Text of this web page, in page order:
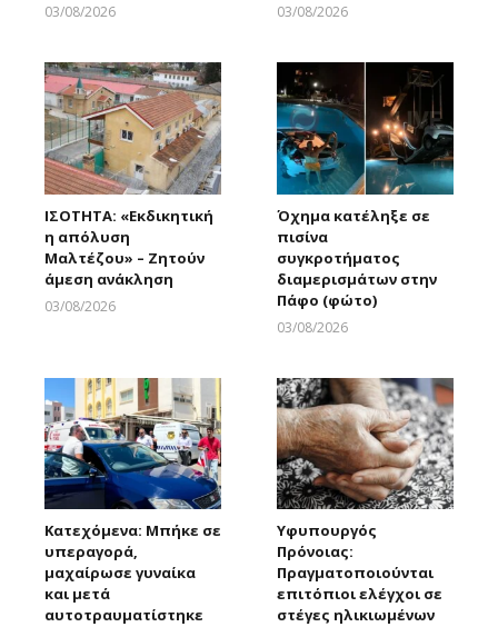
03/08/2026
03/08/2026
ΙΣΟΤΗΤΑ: «Εκδικητική
η απόλυση
Μαλτέζου» – Ζητούν
άμεση ανάκληση
03/08/2026
Όχημα κατέληξε σε
πισίνα
συγκροτήματος
διαμερισμάτων στην
Πάφο (φώτο)
03/08/2026
Κατεχόμενα: Μπήκε σε
υπεραγορά,
μαχαίρωσε γυναίκα
και μετά
αυτοτραυματίστηκε
Υφυπουργός
Πρόνοιας:
Πραγματοποιούνται
επιτόπιοι ελέγχοι σε
στέγες ηλικιωμένων